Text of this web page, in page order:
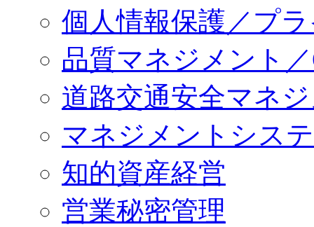
個人情報保護／プ
品質マネジメント
道路交通安全マネ
マネジメントシス
知的資産経営
営業秘密管理